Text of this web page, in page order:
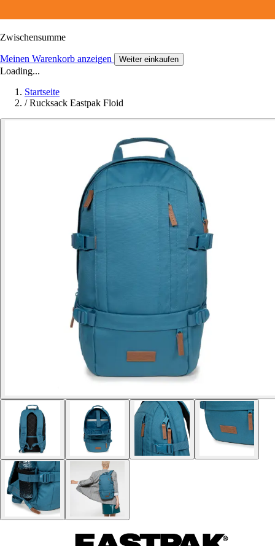
Zwischensumme
Meinen Warenkorb anzeigen Weiter einkaufen
Loading...
Startseite
/ Rucksack Eastpak Floid